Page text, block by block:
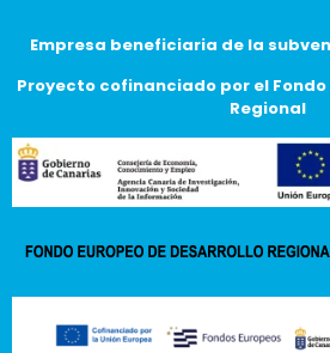
Empresa beneficiaria de la
Proyecto cofinanciado por el Fondo
Regional